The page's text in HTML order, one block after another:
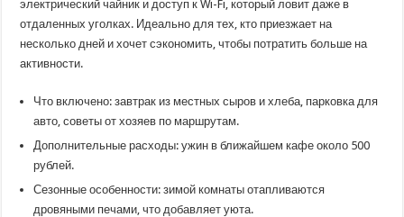
электрический чайник и доступ к Wi-Fi, который ловит даже в
отдаленных уголках. Идеально для тех, кто приезжает на
несколько дней и хочет сэкономить, чтобы потратить больше на
активности.
Что включено: завтрак из местных сыров и хлеба, парковка для
авто, советы от хозяев по маршрутам.
Дополнительные расходы: ужин в ближайшем кафе около 500
рублей.
Сезонные особенности: зимой комнаты отапливаются
дровяными печами, что добавляет уюта.